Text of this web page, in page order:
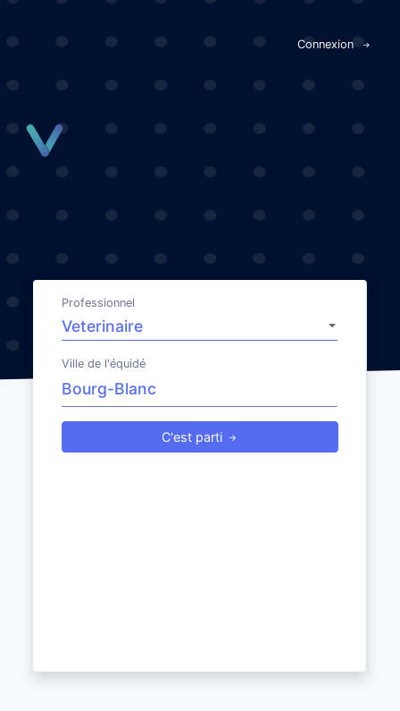
Connexion
Professionnel
Ville de l'équidé
C'est parti